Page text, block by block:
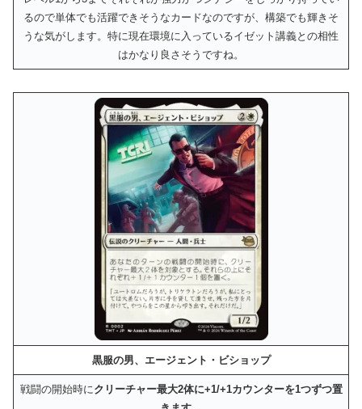
るので単体でも活躍できそうなカードなのですが、構築でも輝きそ
うな気がします。特に現在環境に入っているイゼット講義との相性
はかなり良さそうですね。
黒服の男、エージェント・ビショップ
戦闘の開始時にクリーチャー最大2体に+1/+1カウンターを1つずつ置